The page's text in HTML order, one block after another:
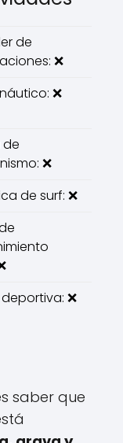
de
❌
❌
de
❌
de surf: ❌
❌
saber que